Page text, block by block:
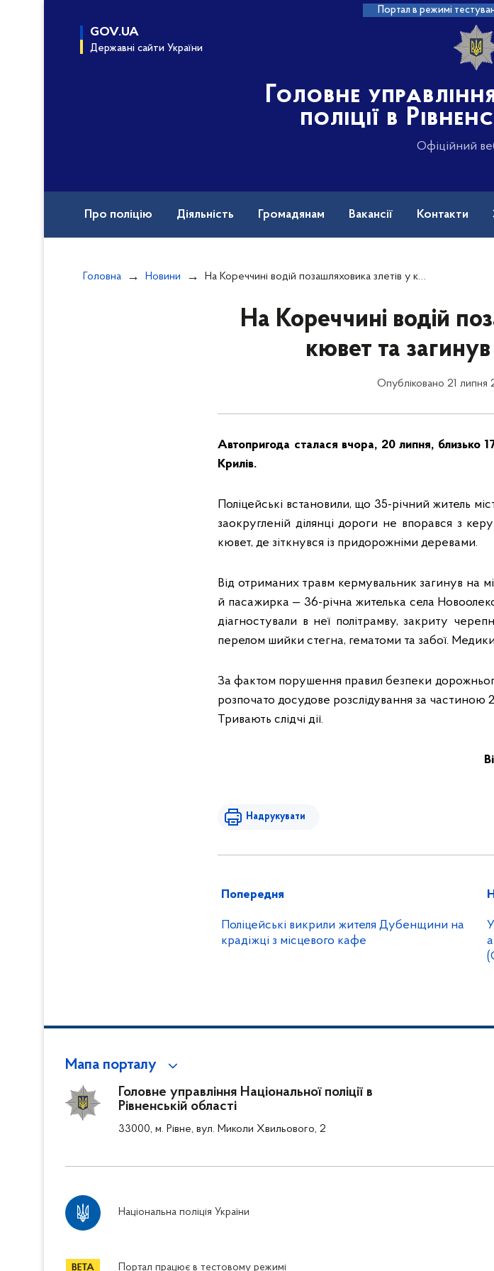
Портал в режимі
GOV.UA
Державні сайти України
Головне
поліції в
Офіційний
Про поліцію Діяльність Громадянам Вакансії Контакти
Головна Новини На Кореччині водій позашляховика злетів у кювет та загинув (ОНОВЛЕНО)
На Кореччині водій
кювет та
Опубліковано 21 липня
Автопригода сталася вчора, 20 липня, близько
Крилів.
Поліцейські встановили, що 35-річний житель
заокругленій ділянці дороги не впорався з
кювет, де зіткнувся із придорожніми деревами.
Від отриманих травм кермувальник загинув на
й пасажирка — 36-річна жителька села
діагностували в неї політрамву, закриту
перелом шийки стегна, гематоми та забої.
За фактом порушення правил безпеки
розпочато досудове розслідування за частиною
Тривають слідчі дії.
Надрукувати
Попередня
Поліцейські викрили жителя Дубенщини на
крадіжці з місцевого кафе
Мапа порталу
Головне управління Національної поліції в
Рівненській області
33000, м. Рівне, вул. Миколи Хвильового, 2
Національна поліція України
Портал працює в тестовому режимі